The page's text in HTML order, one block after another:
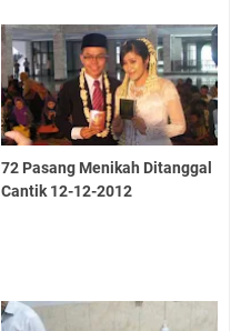
72 Pasang Menikah Ditanggal
Cantik 12-12-2012